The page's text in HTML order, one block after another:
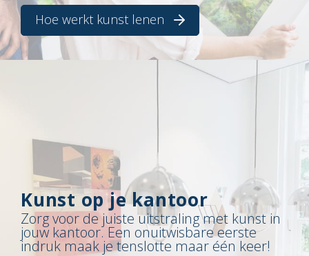
Hoe werkt kunst lenen
Kunst op je kantoor
Zorg voor de juiste uitstraling met kunst in
jouw kantoor. Een onuitwisbare eerste
indruk maak je tenslotte maar één keer!